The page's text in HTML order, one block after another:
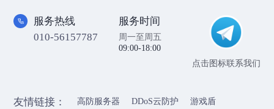
服务热线
010-56157787
服务时间
周一至周五
09:00-18:00
点击图标联系我们
友情链接： 高防服务器 DDoS云防护 游戏盾